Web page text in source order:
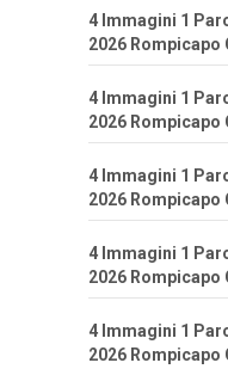
4 Immagini 1
2026
4 Immagini 1
2026
4 Immagini 1
2026
4 Immagini 1
2026
4 Immagini 1
2026